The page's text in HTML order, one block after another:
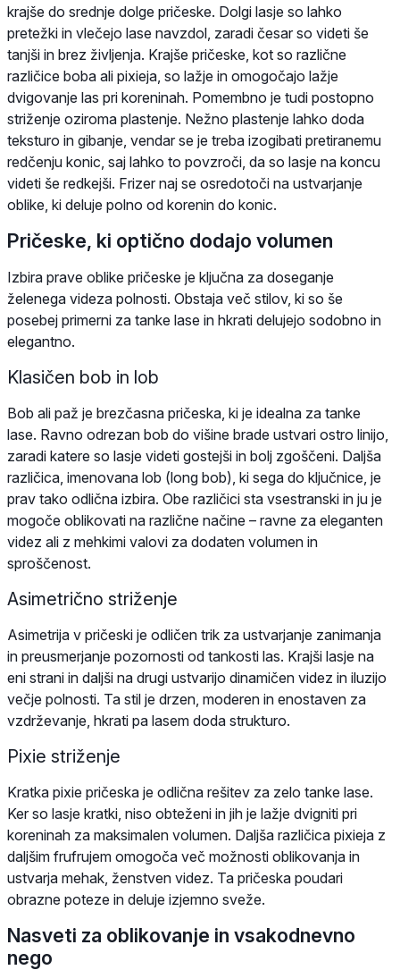
krajše do srednje dolge pričeske. Dolgi lasje so lahko
pretežki in vlečejo lase navzdol, zaradi česar so videti še
tanjši in brez življenja. Krajše pričeske, kot so različne
različice boba ali pixieja, so lažje in omogočajo lažje
dvigovanje las pri koreninah. Pomembno je tudi postopno
striženje oziroma plastenje. Nežno plastenje lahko doda
teksturo in gibanje, vendar se je treba izogibati pretiranemu
redčenju konic, saj lahko to povzroči, da so lasje na koncu
videti še redkejši. Frizer naj se osredotoči na ustvarjanje
oblike, ki deluje polno od korenin do konic.
Pričeske, ki optično dodajo volumen
Izbira prave oblike pričeske je ključna za doseganje
želenega videza polnosti. Obstaja več stilov, ki so še
posebej primerni za tanke lase in hkrati delujejo sodobno in
elegantno.
Klasičen bob in lob
Bob ali paž je brezčasna pričeska, ki je idealna za tanke
lase. Ravno odrezan bob do višine brade ustvari ostro linijo,
zaradi katere so lasje videti gostejši in bolj zgoščeni. Daljša
različica, imenovana lob (long bob), ki sega do ključnice, je
prav tako odlična izbira. Obe različici sta vsestranski in ju je
mogoče oblikovati na različne načine – ravne za eleganten
videz ali z mehkimi valovi za dodaten volumen in
sproščenost.
Asimetrično striženje
Asimetrija v pričeski je odličen trik za ustvarjanje zanimanja
in preusmerjanje pozornosti od tankosti las. Krajši lasje na
eni strani in daljši na drugi ustvarijo dinamičen videz in iluzijo
večje polnosti. Ta stil je drzen, moderen in enostaven za
vzdrževanje, hkrati pa lasem doda strukturo.
Pixie striženje
Kratka pixie pričeska je odlična rešitev za zelo tanke lase.
Ker so lasje kratki, niso obteženi in jih je lažje dvigniti pri
koreninah za maksimalen volumen. Daljša različica pixieja z
daljšim frufrujem omogoča več možnosti oblikovanja in
ustvarja mehak, ženstven videz. Ta pričeska poudari
obrazne poteze in deluje izjemno sveže.
Nasveti za oblikovanje in vsakodnevno
nego